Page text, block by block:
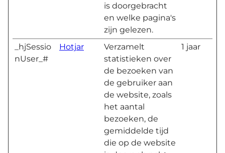
is doorgebracht
en welke pagina's
zijn gelezen.
_hjSessio
nUser_#
Hotjar
Verzamelt
statistieken over
de bezoeken van
de gebruiker aan
de website, zoals
het aantal
bezoeken, de
gemiddelde tijd
die op de website
1 jaar